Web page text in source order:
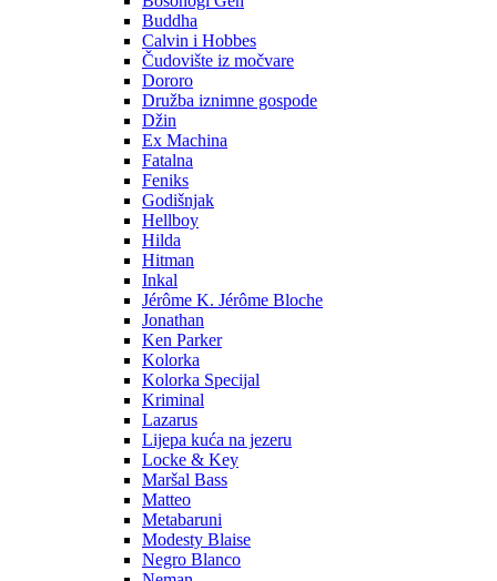
Buddha
Calvin i Hobbes
Čudovište iz močvare
Dororo
Družba iznimne gospode
Džin
Ex Machina
Fatalna
Feniks
Godišnjak
Hellboy
Hilda
Hitman
Inkal
Jérôme K. Jérôme Bloche
Jonathan
Ken Parker
Kolorka
Kolorka Specijal
Kriminal
Lazarus
Lijepa kuća na jezeru
Locke & Key
Maršal Bass
Matteo
Metabaruni
Modesty Blaise
Negro Blanco